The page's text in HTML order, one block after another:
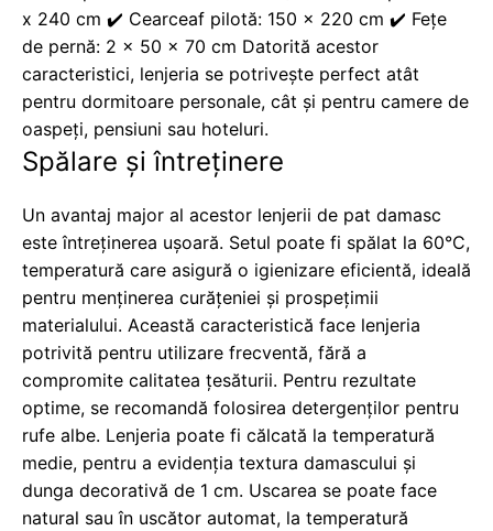
x 240 cm ✔️ Cearceaf pilotă: 150 x 220 cm ✔️ Fețe
de pernă: 2 x 50 x 70 cm Datorită acestor
caracteristici, lenjeria se potrivește perfect atât
pentru dormitoare personale, cât și pentru camere de
oaspeți, pensiuni sau hoteluri.
Spălare și întreținere
Un avantaj major al acestor lenjerii de pat damasc
este întreținerea ușoară. Setul poate fi spălat la 60°C,
temperatură care asigură o igienizare eficientă, ideală
pentru menținerea curățeniei și prospețimii
materialului. Această caracteristică face lenjeria
potrivită pentru utilizare frecventă, fără a
compromite calitatea țesăturii. Pentru rezultate
optime, se recomandă folosirea detergenților pentru
rufe albe. Lenjeria poate fi călcată la temperatură
medie, pentru a evidenția textura damascului și
dunga decorativă de 1 cm. Uscarea se poate face
natural sau în uscător automat, la temperatură